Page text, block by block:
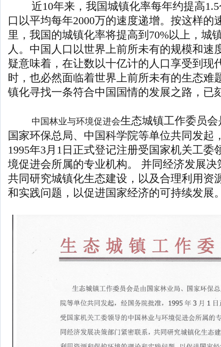
近10年来，我国城镇化率每年约提高1.5
口以平均每年2000万的速度递增。按这样的
里，我国的城镇化率将提高到70%以上，城
人。中国人口以世界上前所未有的规模和速
疑意味着，在让数以十亿计的人口享受到现
时，也必然面临着世界上前所未有的生态难
镇化寻找一条符合中国国情的发展之路，已
中国林业与环境促进会生态城镇工作委员
国家环保总局、中国科学院等单位共同发起
1995年3月1日正式登记注册受国家机关工委
境促进会所属的专业机构。 并同经济发展
共同研究城镇化生态建设，以及合理利用资
和实践问题，以促进国家经济的可持续发展